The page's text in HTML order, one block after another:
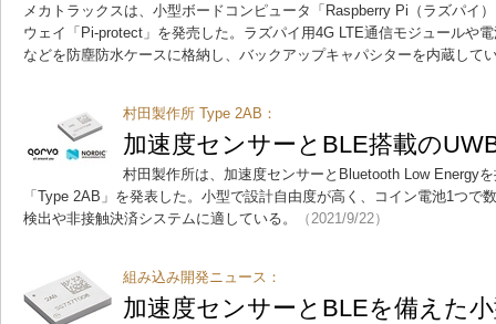
メカトラックスは、小型ボードコンピュータ「Raspberry Pi（ラズパイ
ウェイ「Pi-protect」を発売した。ラズパイ用4G LTE通信モジュールや
などを防塵防水ケースに格納し、バックアップキャパシターを内蔵して
村田製作所 Type 2AB：
加速度センサーとBLE搭載の
村田製作所は、加速度センサーとBluetooth Low Energy
「Type 2AB」を発表した。小型で設計自由度が高く、コイン電池1つで
検出や非接触決済システムに適している。
（2021/9/22）
組み込み開発ニュース：
加速度センサーとBLEを備えた